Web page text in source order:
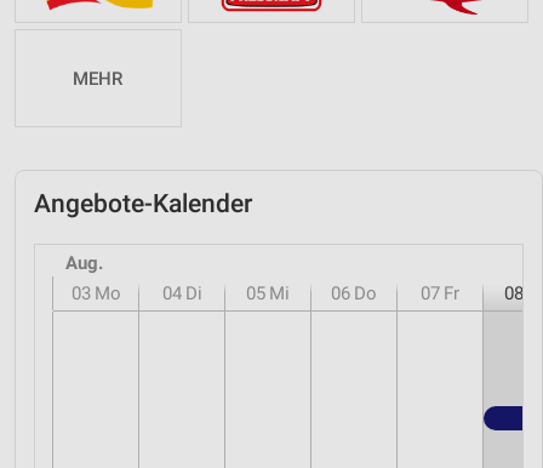
MEHR
Angebote-Kalender
Aug.
03 Mo 04 Di 05 Mi 06 Do 07 Fr 08